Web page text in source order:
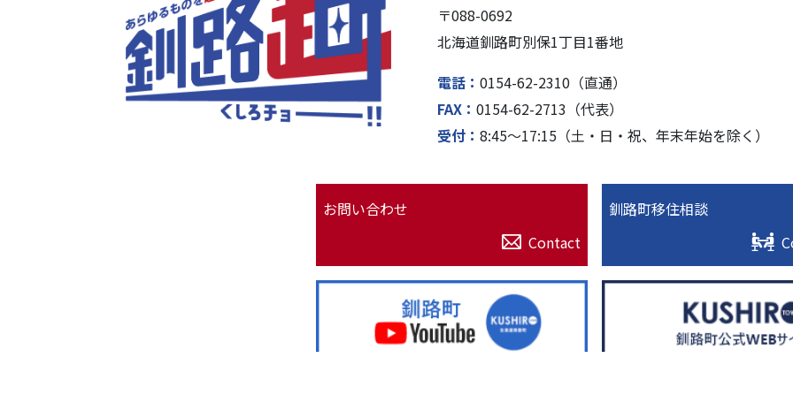
〒088-0692
北海道釧路町別保1丁⽬1番地
電話
0154-62-2310（直通）
FAX
0154-62-2713（代表）
受付
8:45〜17:15（⼟・⽇・祝、年末年始を除く）
お問い合わせ
Contact
釧路町移住相談